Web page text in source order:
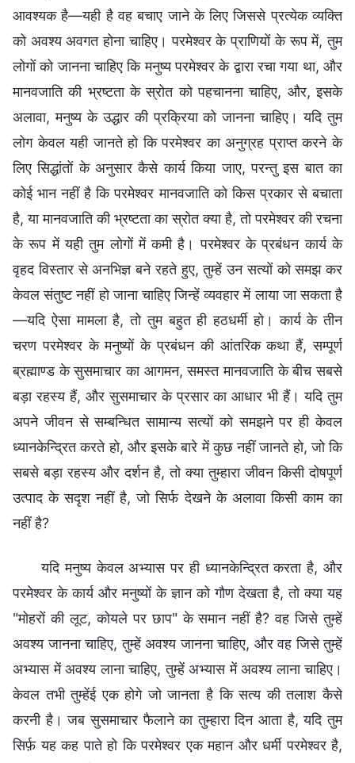
आवश्यक है—यही है वह बचाए जाने के लिए जिससे प्रत्येक व्यक्ति
को अवश्य अवगत होना चाहिए। परमेश्वर के प्राणियों के रूप में, तुम
लोगों को जानना चाहिए कि मनुष्य परमेश्वर के द्वारा रचा गया था, और
मानवजाति की भ्रष्टता के स्रोत को पहचानना चाहिए, और, इसके
अलावा, मनुष्य के उद्धार की प्रक्रिया को जानना चाहिए। यदि तुम
लोग केवल यही जानते हो कि परमेश्वर का अनुग्रह प्राप्त करने के
लिए सिद्धांतों के अनुसार कैसे कार्य किया जाए, परन्तु इस बात का
कोई भान नहीं है कि परमेश्वर मानवजाति को किस प्रकार से बचाता
है, या मानवजाति की भ्रष्टता का स्रोत क्या है, तो परमेश्वर की रचना
के रूप में यही तुम लोगों में कमी है। परमेश्वर के प्रबंधन कार्य के
वृहद विस्तार से अनभिज्ञ बने रहते हुए, तुम्हें उन सत्यों को समझ कर
केवल संतुष्ट नहीं हो जाना चाहिए जिन्हें व्यवहार में लाया जा सकता है
—यदि ऐसा मामला है, तो तुम बहुत ही हठधर्मी हो। कार्य के तीन
चरण परमेश्वर के मनुष्यों के प्रबंधन की आंतरिक कथा हैं, सम्पूर्ण
ब्रह्माण्ड के सुसमाचार का आगमन, समस्त मानवजाति के बीच सबसे
बड़ा रहस्य हैं, और सुसमाचार के प्रसार का आधार भी हैं। यदि तुम
अपने जीवन से सम्बन्धित सामान्य सत्यों को समझने पर ही केवल
ध्यानकेन्द्रित करते हो, और इसके बारे में कुछ नहीं जानते हो, जो कि
सबसे बड़ा रहस्य और दर्शन है, तो क्या तुम्हारा जीवन किसी दोषपूर्ण
उत्पाद के सदृश नहीं है, जो सिर्फ देखने के अलावा किसी काम का
नहीं है?
यदि मनुष्य केवल अभ्यास पर ही ध्यानकेन्द्रित करता है, और
परमेश्वर के कार्य और मनुष्यों के ज्ञान को गौण देखता है, तो क्या यह
"मोहरों की लूट, कोयले पर छाप" के समान नहीं है? वह जिसे तुम्हें
अवश्य जानना चाहिए, तुम्हें अवश्य जानना चाहिए, और वह जिसे तुम्हें
अभ्यास में अवश्य लाना चाहिए, तुम्हें अभ्यास में अवश्य लाना चाहिए।
केवल तभी तुम्हेंई एक होगे जो जानता है कि सत्य की तलाश कैसे
करनी है। जब सुसमाचार फैलाने का तुम्हारा दिन आता है, यदि तुम
सिर्फ़ यह कह पाते हो कि परमेश्वर एक महान और धर्मी परमेश्वर है,